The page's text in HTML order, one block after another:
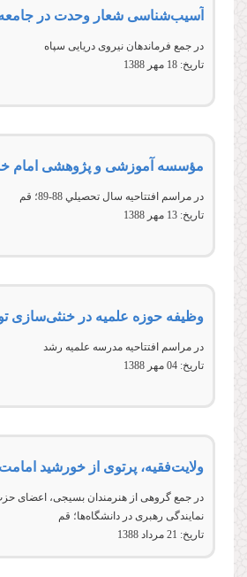
آسیب‌شناسی شعار وحدت در
در جمع فرماندهان نیروی دریایی سپاه
تاریخ: 18 مهر 1388
در مراسم افتتاحيه سال تحصيلي 88-89؛ قم
تاریخ: 13 مهر 1388
در مراسم افتتاحیه مدرسه علمیه رشد
تاریخ: 04 مهر 1388
ولایت‌فقیه، پرتوی از خورشید امامت
در جمع گروهی از هنرمندان بسیجی، اعضای
نمایندگی رهبری در دانشگاه‌ها؛ قم
تاریخ: 21 مرداد 1388